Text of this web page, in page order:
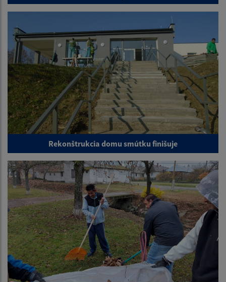
Rekonštrukcia domu smútku finišuje